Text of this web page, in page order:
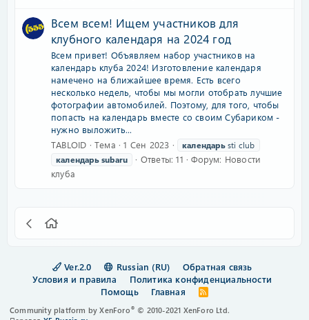
Всем всем! Ищем участников для
клубного календаря на 2024 год
Всем привет! Объявляем набор участников на
календарь клуба 2024! Изготовление календаря
намечено на ближайшее время. Есть всего
несколько недель, чтобы мы могли отобрать лучшие
фотографии автомобилей. Поэтому, для того, чтобы
попасть на календарь вместе со своим Субариком -
нужно выложить...
TABLOID
Тема 1 Сен 2023 календарьsti club
календарь subaru Ответы: 11 Форум: Новости
клуба
Ver.2.0 Russian (RU)
Обратная связь
Условия и правила
Политика конфиденциальности
Помощь
Главная
R
S
Community platform by XenForo® © 2010-2021 XenForo Ltd.